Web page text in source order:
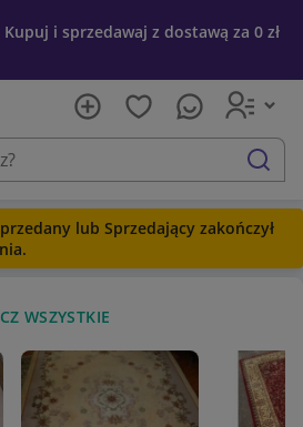
i sprzedawaj z dostawą za 0 zł
szukaj
lub Sprzedający zakończył
WSZYSTKIE